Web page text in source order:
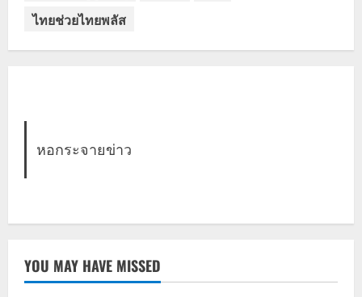
ไทยช่วยไทยพลัส
หอกระจายข่าว
YOU MAY HAVE MISSED